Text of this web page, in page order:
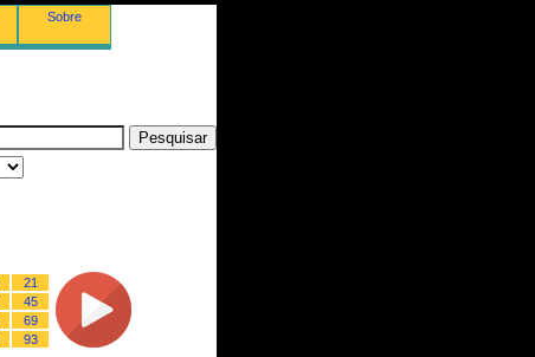
Sobre
21
45
69
93